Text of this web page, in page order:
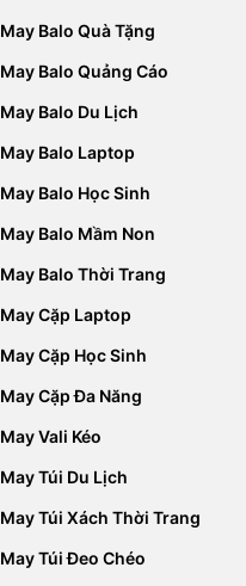
May Balo Quà Tặng
May Balo Quảng Cáo
May Balo Du Lịch
May Balo Laptop
May Balo Học Sinh
May Balo Mầm Non
May Balo Thời Trang
May Cặp Laptop
May Cặp Học Sinh
May Cặp Đa Năng
May Vali Kéo
May Túi Du Lịch
May Túi Xách Thời Trang
May Túi Đeo Chéo